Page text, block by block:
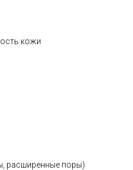
кожи
расширенные поры)